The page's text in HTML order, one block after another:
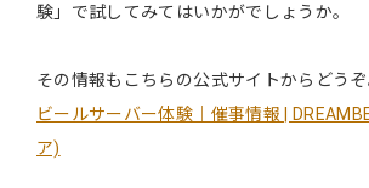
験」で試してみてはいかがでしょうか。
その情報もこちらの公式サイトからどうぞ
ビールサーバー体験｜催事情報 |
ア)